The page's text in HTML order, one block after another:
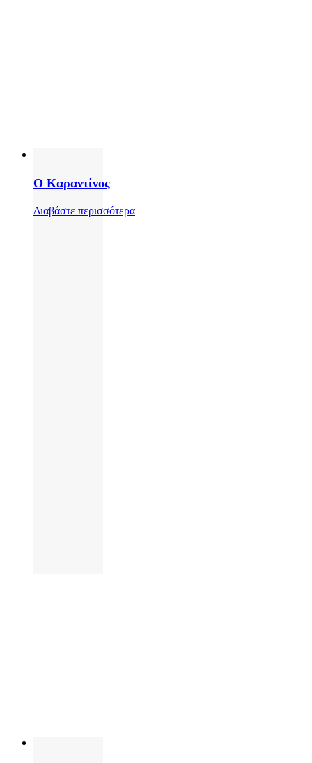
Ο Καραντίνος
Διαβάστε περισσότερα